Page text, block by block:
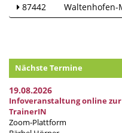
87442
Waltenhofen-
Nächste Termine
19.08.2026
Infoveranstaltung online
TrainerIN
Zoom-Plattform